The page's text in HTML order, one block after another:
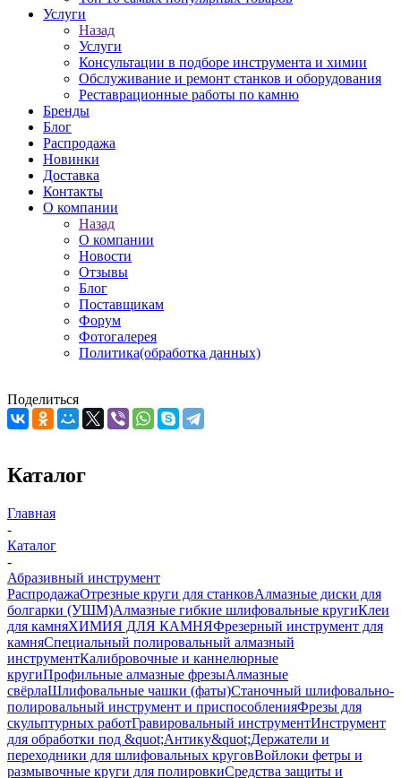
Услуги
Назад
Услуги
Консультации в подборе инструмента и химии
Обслуживание и ремонт станков и оборудования
Реставрационные работы по камню
Бренды
Блог
Распродажа
Новинки
Доставка
Контакты
О компании
Назад
О компании
Новости
Отзывы
Блог
Поставщикам
Форум
Фотогалерея
Политика(обработка данных)
Поделиться
Каталог
Главная
-
Каталог
-
Абразивный инструмент
РаспродажаОтрезные круги для станковАлмазные диски для
болгарки (УШМ)Алмазные гибкие шлифовальные кругиКлеи
для камняХИМИЯ ДЛЯ КАМНЯФрезерный инструмент для
камняСпециальный полировальный алмазный
инструментКалибровочные и каннелюрные
кругиПрофильные алмазные фрезыАлмазные
свёрлаШлифовальные чашки (фаты)Станочный шлифовально-
полировальный инструмент и приспособленияФрезы для
скульптурных работГравировальный инструментИнструмент
для обработки под &quot;Антику&quot;Держатели и
переходники для шлифовальных круговВойлоки фетры и
размывочные круги для полировкиСредства защиты и